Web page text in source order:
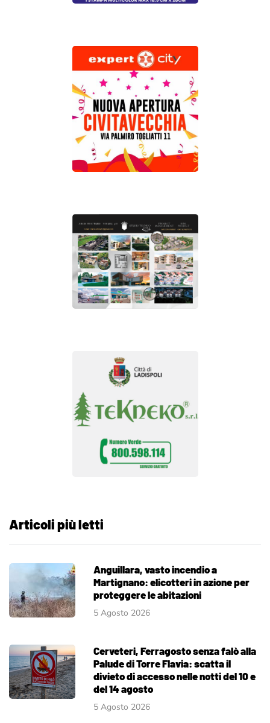
Articoli più letti
Anguillara, vasto incendio a
Martignano: elicotteri in azione per
proteggere le abitazioni
5 Agosto 2026
Cerveteri, Ferragosto senza falò alla
Palude di Torre Flavia: scatta il
divieto di accesso nelle notti del 10 e
del 14 agosto
5 Agosto 2026